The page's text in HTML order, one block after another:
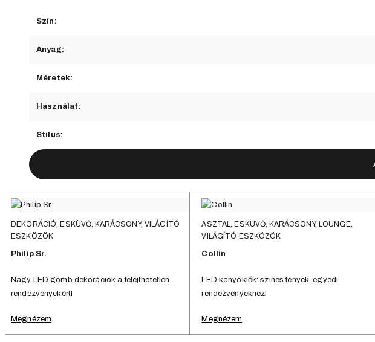
Szín:
Anyag:
Méretek:
Használat:
Stílus:
DEKORÁCIÓ, ESKÜVŐ, KARÁCSONY, VILÁGÍTÓ
ESZKÖZÖK
Philip Sr.
Nagy LED gömb dekorációk a felejthetetlen
rendezvényekért!
Megnézem
ASZTAL, ESKÜVŐ, KARÁCSONY, LOUNGE,
VILÁGÍTÓ ESZKÖZÖK
Collin
LED könyöklők: színes fények, egyedi
rendezvényekhez!
Megnézem